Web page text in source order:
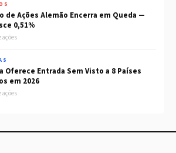
de Ações Alemão Encerra em Queda —
0,51%
Oferece Entrada Sem Visto a 8 Países
em 2026